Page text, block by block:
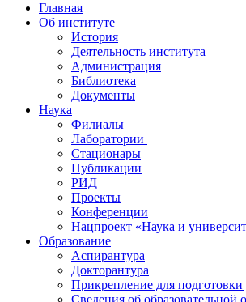
Главная
Об институте
История
Деятельность института
Администрация
Библиотека
Документы
Наука
Филиалы
Лаборатории
Стационары
Публикации
РИД
Проекты
Конференции
Нацпроект «Наука и
Образование
Аспирантура
Докторантура
Прикрепление для подготовки
Сведения об образовательной